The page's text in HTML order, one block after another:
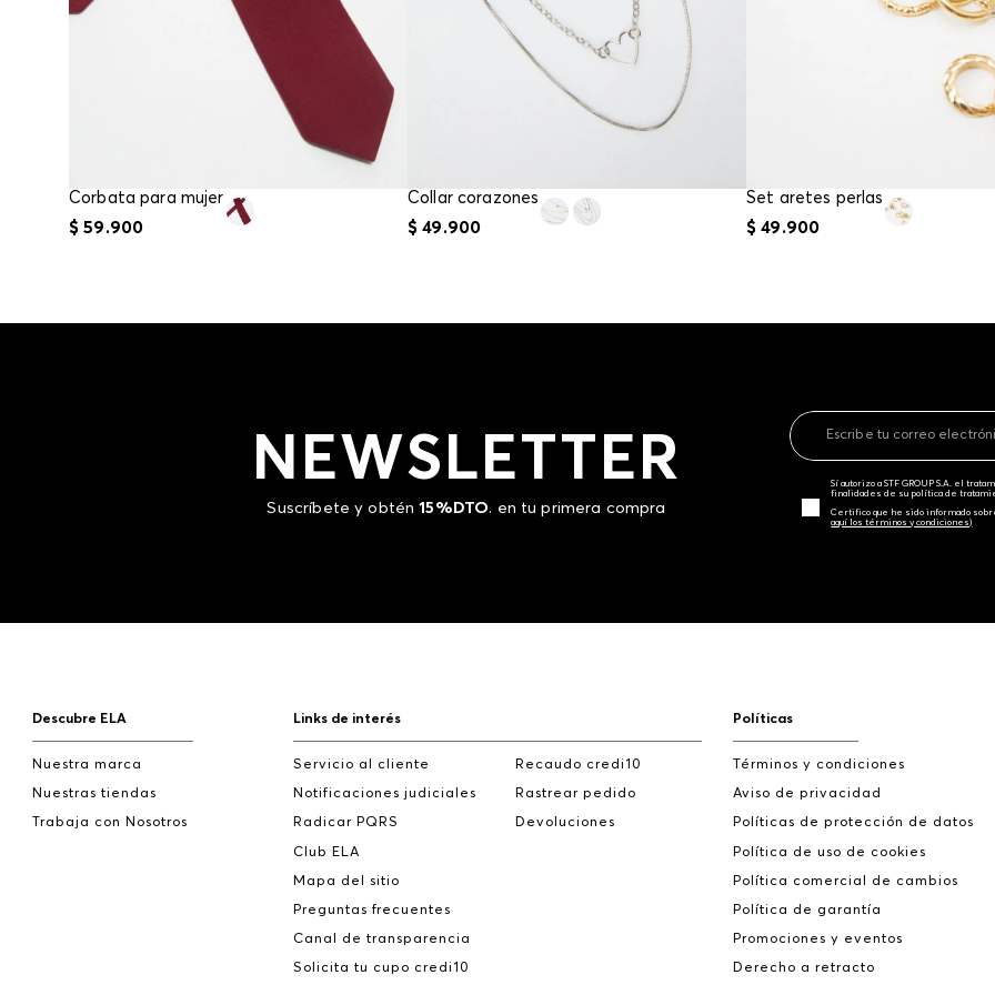
Corbata para mujer
$ 59.900
Collar corazones
$ 49.900
Set aretes perlas
$ 49.900
NEWSLETTER
Suscríbete y obtén15%DTO. en tu primera compra
Sí autorizo a STF GROUP S.A. el
finalidades de su política de
Certifico que he sido informado
aquí los términos y condiciones)
Descubre ELA
Nuestra marca
Nuestras tiendas
Trabaja con Nosotros
Links de interés
Servicio al cliente
Notificaciones judiciales
Radicar PQRS
Club ELA
Mapa del sitio
Preguntas frecuentes
Canal de transparencia
Solicita tu cupo credi10
Recaudo credi10
Rastrear pedido
Devoluciones
Políticas
Términos y condiciones
Aviso de privacidad
Políticas de protección de datos
Política de uso de cookies
Política comercial de cambios
Política de garantía
Promociones y eventos
Derecho a retracto